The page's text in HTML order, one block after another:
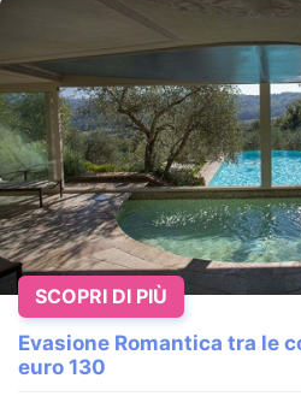
25 Aprile in Spa vicino al
Uggiate Trevano - Como -
Scappa dalla frenesia della
rigenerante nel nostro Natural
VEDI HOTEL
Evasione Romantica tra le
euro 130
SCOPRI DI PIÙ